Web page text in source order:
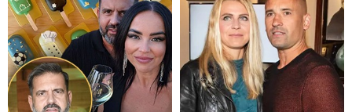
Výbornéhostavební paskvil, u nějž nikdo v
současnosti nedokáže říct, co přesně bylo
schváleno. Věří, že ze Senátu se vrátí zákon ve
verzi, která by situaci ještě mohla zachránit.
Podle Heleny Langšádlové (TOP 09) zákon